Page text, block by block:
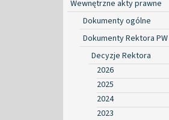
Wewnętrzne akty prawne
Dokumenty ogólne
Dokumenty Rektora PW
Decyzje Rektora
2026
2025
2024
2023